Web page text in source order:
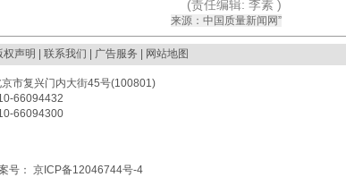
(责任编辑: 李素 )
来源：中国质量新闻网”
权声明 | 联系我们 | 广告服务 | 网站地图
市复兴门内大街45号(100801)
66094432
66094300
号： 京ICP备12046744号-4